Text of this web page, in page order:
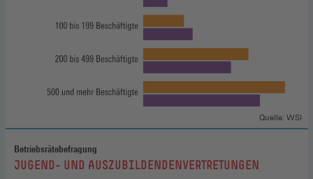
Betriebsrätebefragung
:JUGEND- UND AUSZUBILDENDENVERTRETUNGEN
Quelle: WSI